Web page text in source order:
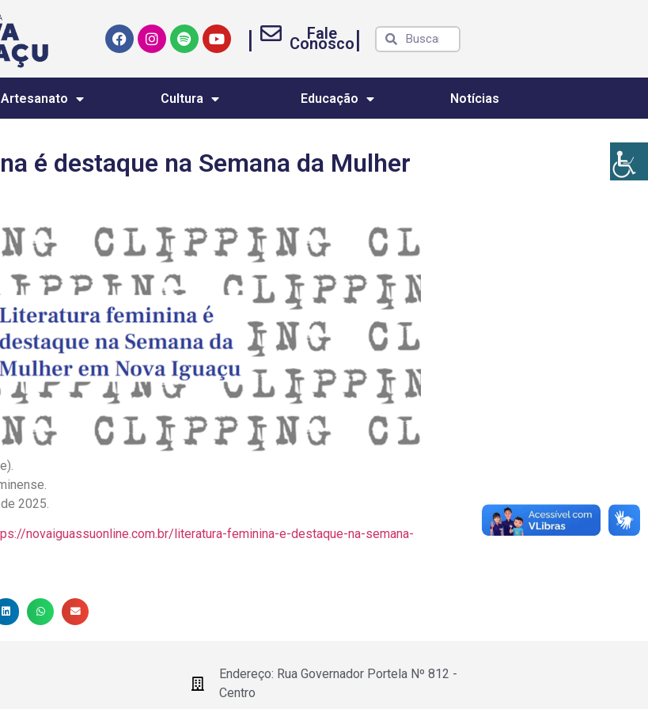
| Fale
Conosco|
Artesanato Cultura Educação Notícias
é destaque na Semana da Mulher
2025.
novaiguassuonline.com.br/literatura-feminina-e-destaque-na-semana-
Endereço: Rua Governador Portela Nº 812 -
Centro